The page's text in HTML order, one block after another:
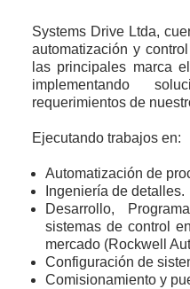
Systems Drive Ltda,
automatización y
las principales marca
implementando
requerimientos de
Ejecutando trabajos en:
Automatización de
Ingeniería de detalles.
Desarrollo,
sistemas de control
mercado (Rockwell
Configuración de
Comisionamiento y